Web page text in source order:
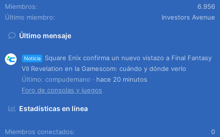
Miembros
6.956
Último miembro
Investors Avenue
Último mensaje
Noticia
Square Enix confirma un nuevo vistazo a Final Fantasy
VII Revelation en la Gamescom: cuándo y dónde verlo
Último: compudemano
hace 20 minutos
Foro de consolas y juegos
Estadísticas en línea
Miembros conectados 0